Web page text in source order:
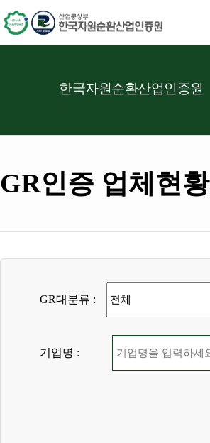
한국자원순환산업인증원
GR인증 업체현황
GR대분류 :
기업명 :